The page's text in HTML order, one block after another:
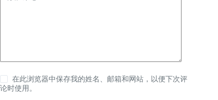
在此浏览器中保存我的姓名、邮箱和网站，以便下次评
论时使用。